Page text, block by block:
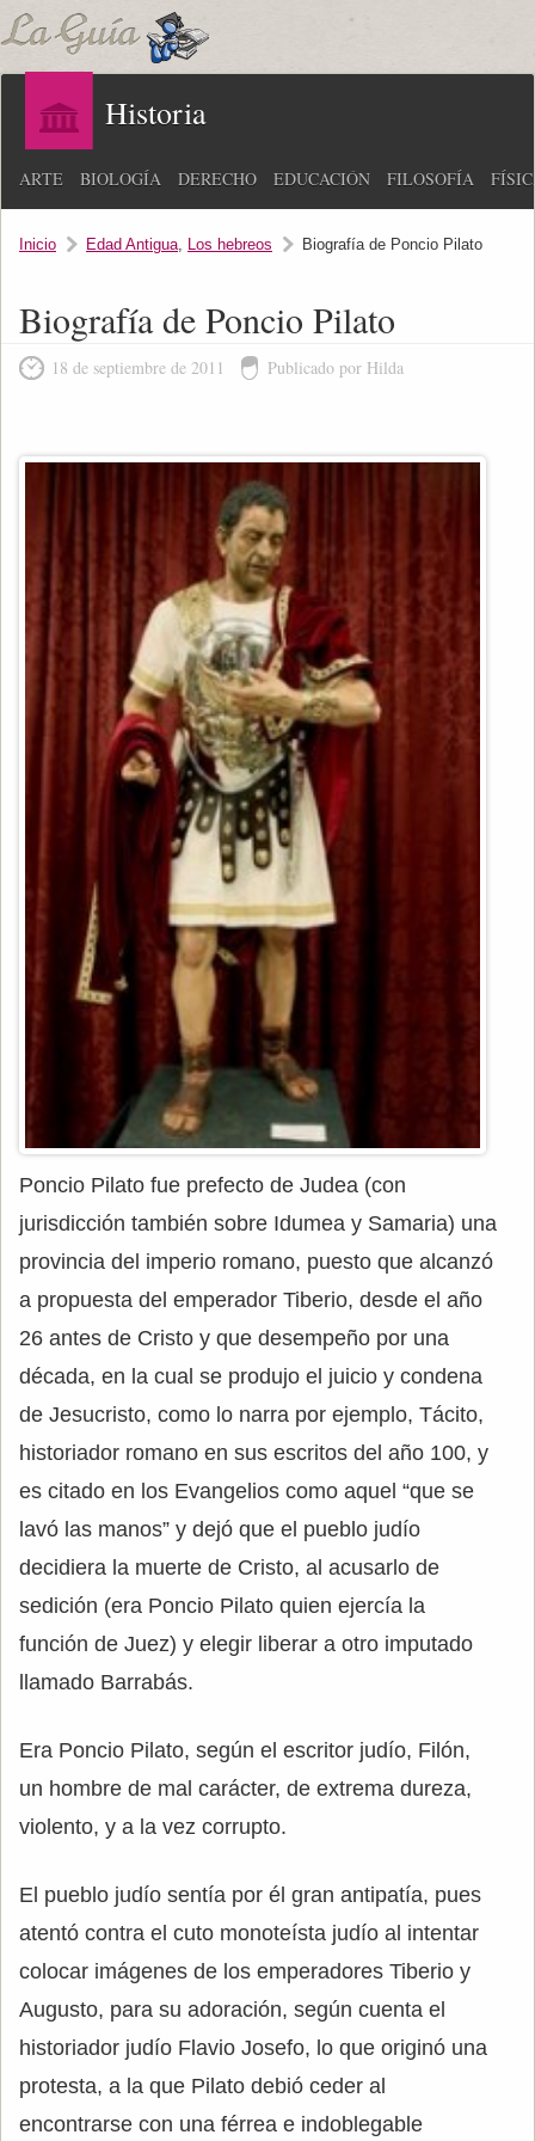
Historia
ARTE BIOLOGÍA DERECHO EDUCACIÓN FILOSOFÍA
Inicio Edad Antigua, Los hebreos Biografía de Poncio Pilato
Biografía de Poncio Pilato
18 de septiembre de 2011 Publicado por Hilda
Poncio Pilato fue prefecto de Judea (con
jurisdicción también sobre Idumea y Samaria) una
provincia del imperio romano, puesto que alcanzó
a propuesta del emperador Tiberio, desde el año
26 antes de Cristo y que desempeño por una
década, en la cual se produjo el juicio y condena
de Jesucristo, como lo narra por ejemplo, Tácito,
historiador romano en sus escritos del año 100, y
es citado en los Evangelios como aquel “que se
lavó las manos” y dejó que el pueblo judío
decidiera la muerte de Cristo, al acusarlo de
sedición (era Poncio Pilato quien ejercía la
función de Juez) y elegir liberar a otro imputado
llamado Barrabás.
Era Poncio Pilato, según el escritor judío, Filón,
un hombre de mal carácter, de extrema dureza,
violento, y a la vez corrupto.
El pueblo judío sentía por él gran antipatía, pues
atentó contra el cuto monoteísta judío al intentar
colocar imágenes de los emperadores Tiberio y
Augusto, para su adoración, según cuenta el
historiador judío Flavio Josefo, lo que originó una
protesta, a la que Pilato debió ceder al
encontrarse con una férrea e indoblegable